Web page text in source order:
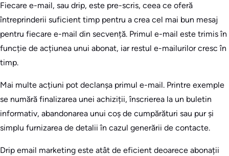
Fiecare e-mail, sau drip, este pre-scris, ceea ce oferă
întreprinderii suficient timp pentru a crea cel mai bun mesaj
pentru fiecare e-mail din secvență. Primul e-mail este trimis în
funcție de acțiunea unui abonat, iar restul e-mailurilor cresc în
timp.
Mai multe acțiuni pot declanșa primul e-mail. Printre exemple
se numără finalizarea unei achiziții, înscrierea la un buletin
informativ, abandonarea unui coș de cumpărături sau pur și
simplu furnizarea de detalii în cazul generării de contacte.
Drip email marketing este atât de eficient deoarece abonații